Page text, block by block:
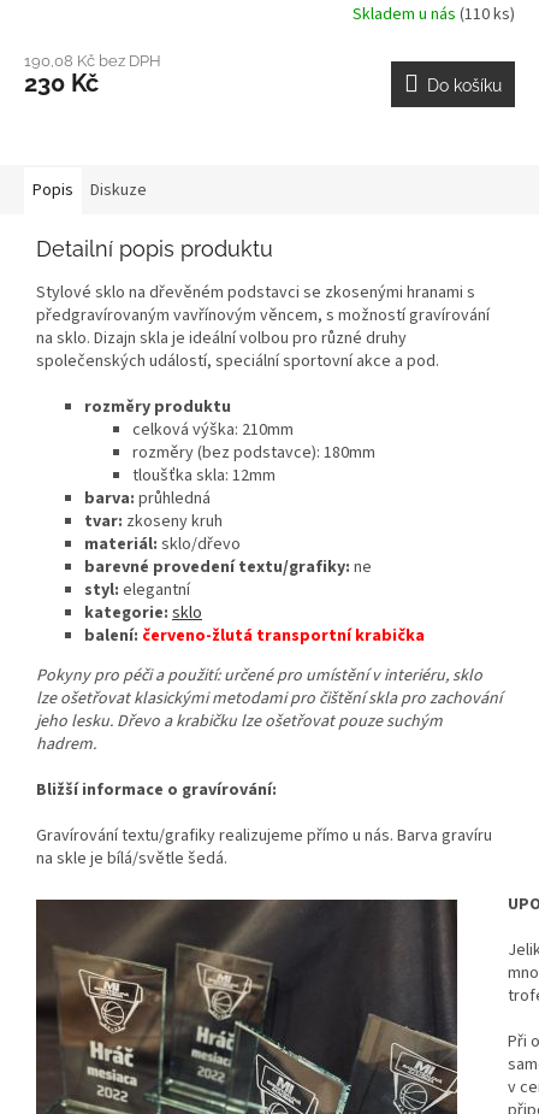
Skladem u nás (110 ks)
190,08 Kč bez DPH
230 Kč Do košíku
Popis Diskuze
Detailní popis produktu
Stylové sklo na dřevěném podstavci se zkosenými hranami s
předgravírovaným vavřínovým věncem, s možností gravírování
na sklo. Dizajn skla je ideální volbou pro různé druhy
společenských událostí, speciální sportovní akce a pod.
rozměry produktu
celková výška: 210mm
rozměry (bez podstavce): 180mm
tloušťka skla: 12mm
barva: průhledná
tvar: zkoseny kruh
materiál: sklo/dřevo
barevné provedení textu/grafiky: ne
styl: elegantní
kategorie: sklo
balení: červeno-žlutá transportní krabička
Pokyny pro péči a použití: určené pro umístění v interiéru, sklo
lze ošetřovat klasickými metodami pro čištění skla pro zachování
jeho lesku. Dřevo a krabičku lze ošetřovat pouze suchým
hadrem.
Bližší informace o gravírování:
Gravírování textu/grafiky realizujeme přímo u nás. Barva gravíru
na skle je bílá/světle šedá.
Při
v